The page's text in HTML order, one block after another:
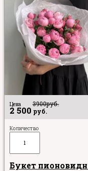
Цена 3900руб.
2 500 руб.
Количество
Букет